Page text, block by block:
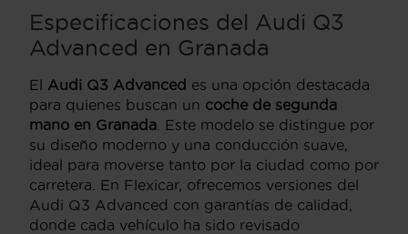
Especificaciones del Audi Q3
Advanced en Granada
El Audi Q3 Advanced es una opción destacada
para quienes buscan un coche de segunda
mano en Granada . Este modelo se distingue por
su diseño moderno y una conducción suave,
ideal para moverse tanto por la ciudad como por
carretera. En Flexicar, ofrecemos versiones del
Audi Q3 Advanced con garantías de calidad,
donde cada vehículo ha sido revisado